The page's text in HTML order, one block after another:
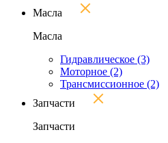
Масла
Масла
Гидравлическое (3)
Моторное (2)
Трансмиссионное (2)
Запчасти
Запчасти